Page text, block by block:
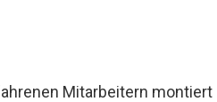
Mitarbeitern montiert